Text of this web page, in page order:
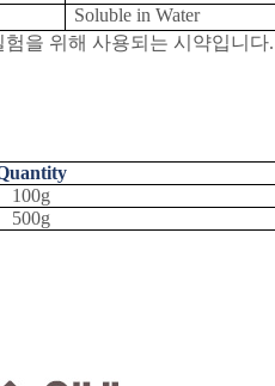
Soluble in Water
을 위해 사용되는 시약입니다.
100g
500g